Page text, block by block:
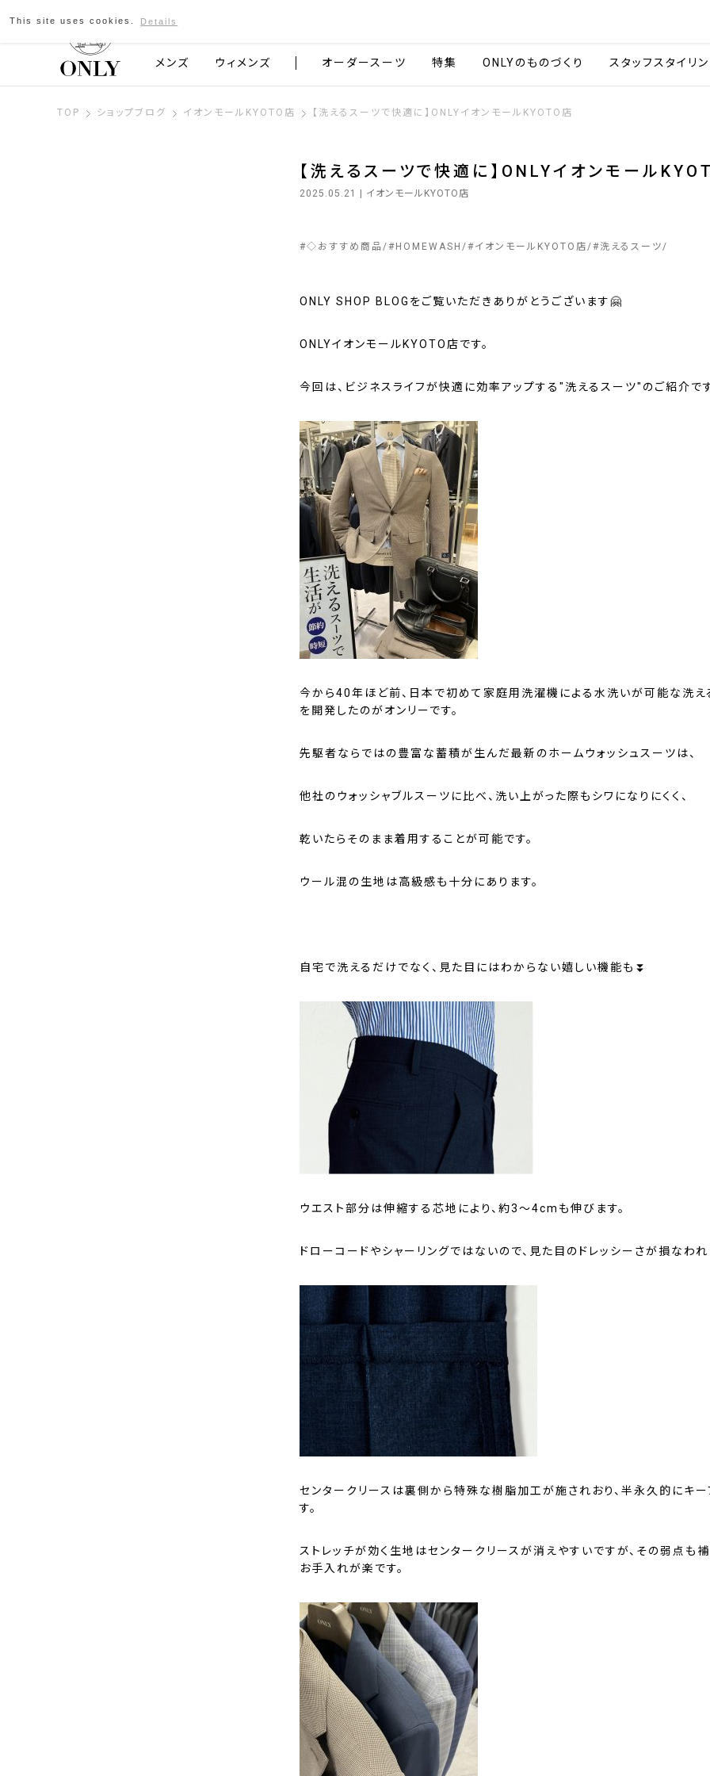
京都発のスーツブランド ONLY
メンズ ウィメンズ オーダースーツ 特集 ONLYのものづくり スタッフスタイリ
TOP ショップブログ イオンモールKYOTO店 【洗えるスーツで快適に】ONLYイオンモールKYOTO店
【洗えるスーツで快適に】ONLYイオンモール
2025.05.21 | イオンモールKYOTO店
#◇おすすめ商品 # HOMEWASH #イオンモールKYOTO店 #洗えるスーツ
ONLY SHOP BLOGをご覧いただきありがとうございます🤗
ONLYイオンモールKYOTO店です。
今回は、ビジネスライフが快適に効率アップする″洗えるスーツ″のご紹介で
今から40年ほど前、日本で初めて家庭用洗濯機による水洗いが可能な洗え
を開発したのがオンリーです。
先駆者ならではの豊富な蓄積が生んだ最新のホームウォッシュスーツは、
他社のウォッシャブルスーツに比べ、洗い上がった際もシワになりにくく、
乾いたらそのまま着用することが可能です。
ウール混の生地は高級感も十分にあります。
自宅で洗えるだけでなく、見た目にはわからない嬉しい機能も⏬
ウエスト部分は伸縮する芯地により、約3〜4cmも伸びます。
ドローコードやシャーリングではないので、見た目のドレッシーさが損なわれ
センタークリースは裏側から特殊な樹脂加工が施されおり、半永久的にキー
す。
ストレッチが効く生地はセンタークリースが消えやすいですが、その弱点も
お手入れが楽です。
This site uses cookies. Details